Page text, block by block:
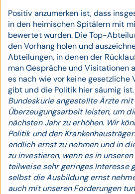
Positiv anzumerken ist, dass
in den heimischen Spitälern mit
bewertet wurden. Die Top-
den Vorhang holen und
Abteilungen, in denen der
man Gespräche und Visitationen
es nach wie vor keine gesetzliche
gibt und die Politik hier säumig ist.
Bundeskurie angestellte Ärzte
Überzeugungsarbeit leisten, um
nächsten Jahr zu erhöhen. Wir
Politik und den
endlich ernst zu nehmen und in
zu investieren, wenn es in
teilweise sehr geringes Interesse
selbst die Ausbildung ernst
auch mit unseren Forderungen